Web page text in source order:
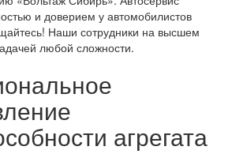
и доверием у автомобилистов
Наши сотрудники на высшем
любой сложности.
агрегата